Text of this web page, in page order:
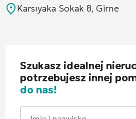
Karsıyaka Sokak 8, Girne
Szukasz idealnej
potrzebujesz innej
do nas!